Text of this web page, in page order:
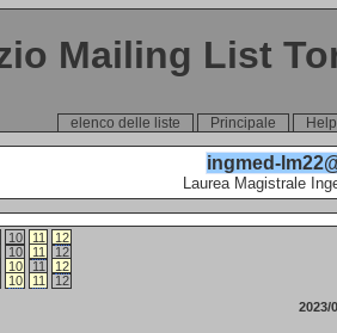
Mailing List
elenco delle liste Principale Help
ingmed-
Laurea Magistrale
10 11
12
10 11
12
10 11
12
10 11
12